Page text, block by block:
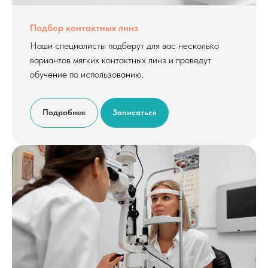
Подбор контактных линз
Наши специалисты подберут для вас несколько
вариантов мягких контактных линз и проведут
обучение по использованию.
Подробнее Записаться
Обращения покупателей: office@mv-optics.ru
ООО "ОПТИЧЕСКИЙ ДОМ",
ИНН 6234083973
Документы на налоговый вычет
Политика конфиденциальности
Политика обработки персональных данных
Лицензия